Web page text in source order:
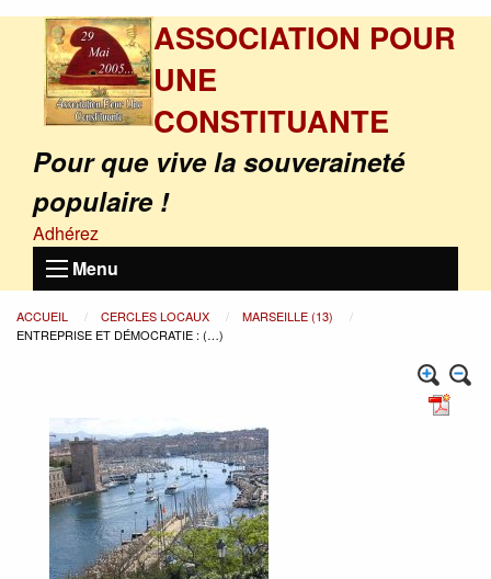
ASSOCIATION POUR
UNE
CONSTITUANTE
Pour que vive la souveraineté
populaire !
Adhérez
Menu
ACCUEIL CERCLES LOCAUX
MARSEILLE (13)
ENTREPRISE ET DÉMOCRATIE : (…)